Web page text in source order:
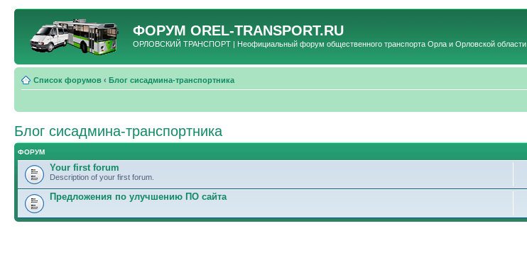
ФОРУМ OREL-TRANSPORT.RU
ОРЛОВСКИЙ ТРАНСПОРТ | Неофициальный форум общественного транспорта Орла и Орловской области
Список форумов ‹ Блог сисадмина-транспортника
Блог сисадмина-транспортника
ФОРУМ
Your first forum
Description of your first forum.
Предложения по улучшению ПО сайта